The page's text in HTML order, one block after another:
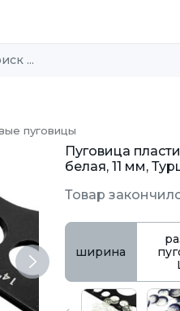
пуговицы
Next
Пуговица
белая, 11 мм,
Товар
ширина